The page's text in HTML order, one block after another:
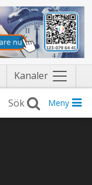
Kanaler Näytä
valikko
Meny